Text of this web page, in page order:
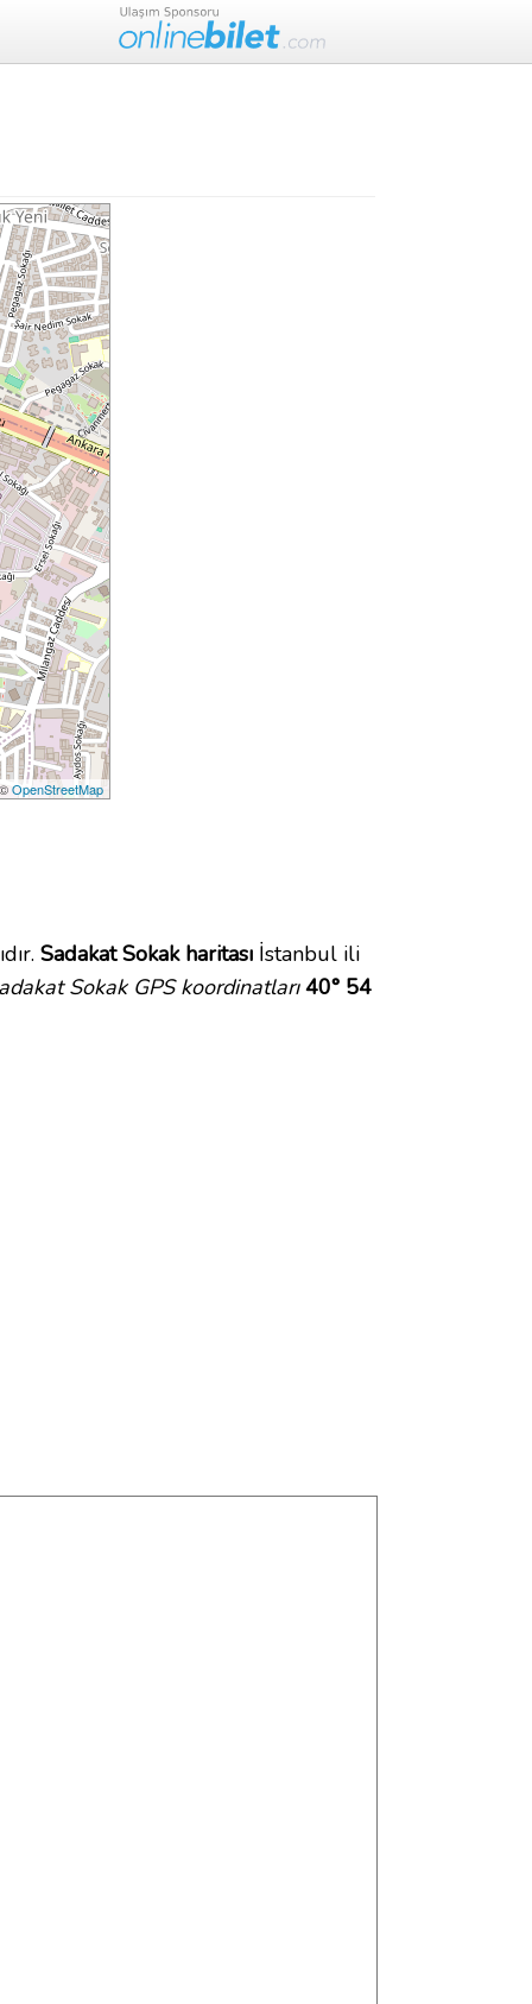
OpenStreetMap
Sadakat Sokak haritası İstanbul ili
Sokak GPS koordinatları 40° 54